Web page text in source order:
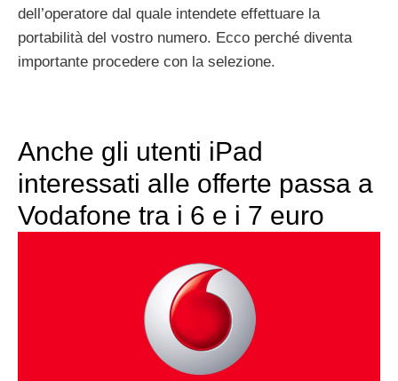
dell’operatore dal quale intendete effettuare la
portabilità del vostro numero. Ecco perché diventa
importante procedere con la selezione.
Anche gli utenti iPad
interessati alle offerte passa a
Vodafone tra i 6 e i 7 euro